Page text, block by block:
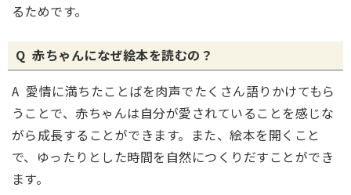
るためです。
Q 赤ちゃんになぜ絵本を読むの？
A 愛情に満ちたことばを肉声でたくさん語りかけてもら
うことで、赤ちゃんは自分が愛されていることを感じな
がら成長することができます。また、絵本を開くこと
で、ゆったりとした時間を自然につくりだすことができ
ます。